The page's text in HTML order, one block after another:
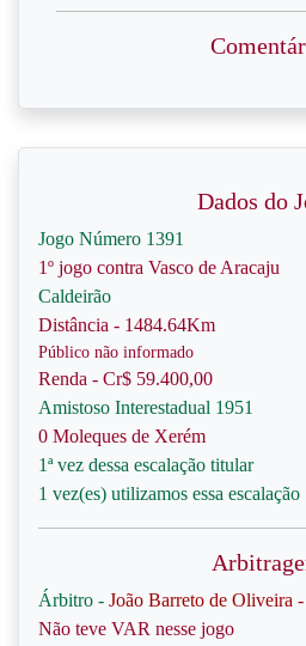
Dados do
Jogo Número 1391
1º jogo contra Vasco de Aracaju
Caldeirão
Distância - 1484.64Km
Público não informado
Renda - Cr$ 59.400,00
Amistoso Interestadual 1951
0 Moleques de Xerém
1ª vez dessa escalação titular
1 vez(es) utilizamos essa escalação
Árbitro - João Barreto de Oliveira
Não teve VAR nesse jogo